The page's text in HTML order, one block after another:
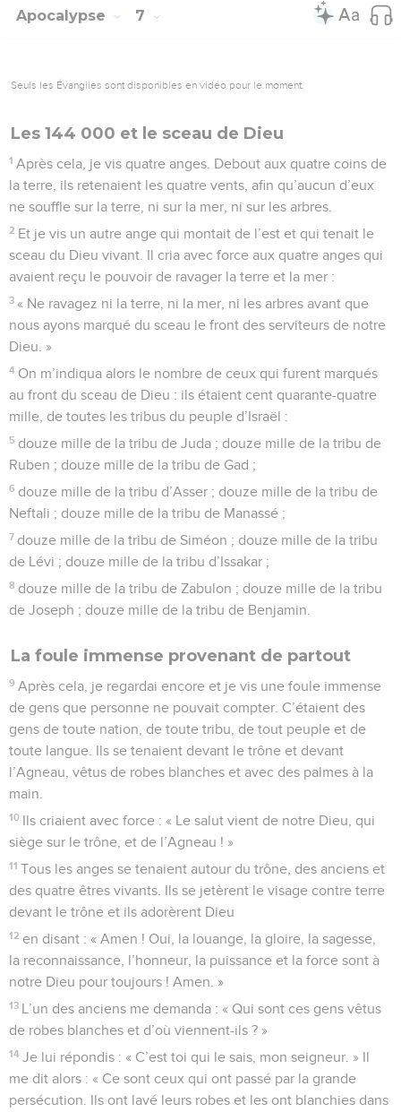
Apocalypse 7
Seuls les Évangiles sont disponibles en vidéo pour le moment.
Les 144 000 et le sceau de Dieu
1 Après cela, je vis quatre anges. Debout aux quatre coins de
la terre, ils retenaient les quatre vents, afin qu’aucun d’eux
ne souffle sur la terre, ni sur la mer, ni sur les arbres.
2 Et je vis un autre ange qui montait de l’est et qui tenait le
sceau du Dieu vivant. Il cria avec force aux quatre anges qui
avaient reçu le pouvoir de ravager la terre et la mer :
3 « Ne ravagez ni la terre, ni la mer, ni les arbres avant que
nous ayons marqué du sceau le front des serviteurs de notre
Dieu. »
4 On m’indiqua alors le nombre de ceux qui furent marqués
au front du sceau de Dieu : ils étaient cent quarante-quatre
mille, de toutes les tribus du peuple d’Israël :
5 douze mille de la tribu de Juda ; douze mille de la tribu de
Ruben ; douze mille de la tribu de Gad ;
6 douze mille de la tribu d’Asser ; douze mille de la tribu de
Neftali ; douze mille de la tribu de Manassé ;
7 douze mille de la tribu de Siméon ; douze mille de la tribu
de Lévi ; douze mille de la tribu d’Issakar ;
8 douze mille de la tribu de Zabulon ; douze mille de la tribu
de Joseph ; douze mille de la tribu de Benjamin.
La foule immense provenant de partout
9 Après cela, je regardai encore et je vis une foule immense
de gens que personne ne pouvait compter. C’étaient des
gens de toute nation, de toute tribu, de tout peuple et de
toute langue. Ils se tenaient devant le trône et devant
l’Agneau, vêtus de robes blanches et avec des palmes à la
main.
10 Ils criaient avec force : « Le salut vient de notre Dieu, qui
siège sur le trône, et de l’Agneau ! »
11 Tous les anges se tenaient autour du trône, des anciens et
des quatre êtres vivants. Ils se jetèrent le visage contre terre
devant le trône et ils adorèrent Dieu
12 en disant : « Amen ! Oui, la louange, la gloire, la sagesse,
la reconnaissance, l’honneur, la puissance et la force sont à
notre Dieu pour toujours ! Amen. »
13 L’un des anciens me demanda : « Qui sont ces gens vêtus
de robes blanches et d’où viennent-ils ? »
14 Je lui répondis : « C’est toi qui le sais, mon seigneur. » Il
me dit alors : « Ce sont ceux qui ont passé par la grande
persécution. Ils ont lavé leurs robes et les ont blanchies dans